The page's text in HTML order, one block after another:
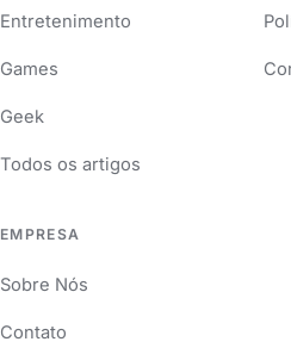
Entretenimento
Games
Geek
Todos os artigos
EMPRESA
Sobre Nós
Contato